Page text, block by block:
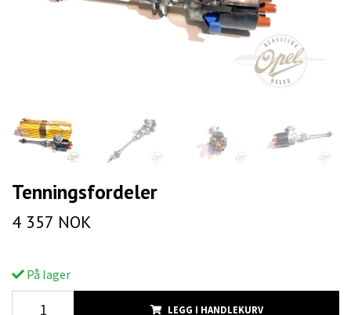
Tenningsfordeler
4 357 NOK
På lager
LEGG I HANDLEKURV